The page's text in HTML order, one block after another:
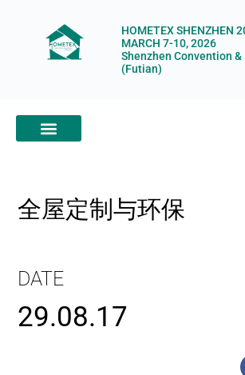
HOMETEX SHENZHEN
MARCH 7-10, 2026
Shenzhen Convention
(Futian)
全屋定制与环保
DATE
29.08.17